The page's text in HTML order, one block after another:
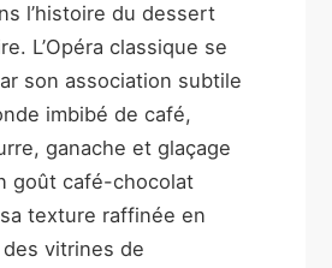
l’histoire du dessert
L’Opéra classique se
son association subtile
imbibé de café,
ganache et glaçage
goût café-chocolat
texture raffinée en
vitrines de